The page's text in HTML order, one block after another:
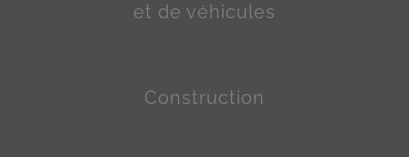
et de véhicules
Construction